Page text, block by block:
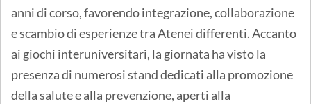
anni di corso, favorendo integrazione, collaborazione
e scambio di esperienze tra Atenei differenti. Accanto
ai giochi interuniversitari, la giornata ha visto la
presenza di numerosi stand dedicati alla promozione
della salute e alla prevenzione, aperti alla